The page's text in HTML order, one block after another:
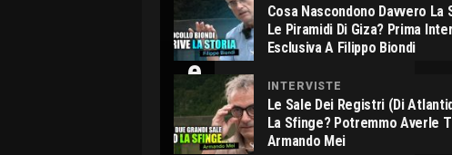
L
E
C
I
Cosa Nascondono Davvero La
Le Piramidi Di Giza? Prima
Esclusiva A Filippo Biondi
INTERVISTE
Le Sale Dei Registri (di
La Sfinge? Potremmo Averle
Armando Mei